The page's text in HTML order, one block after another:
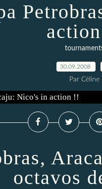
30.09.2008
Par Céline
octavos